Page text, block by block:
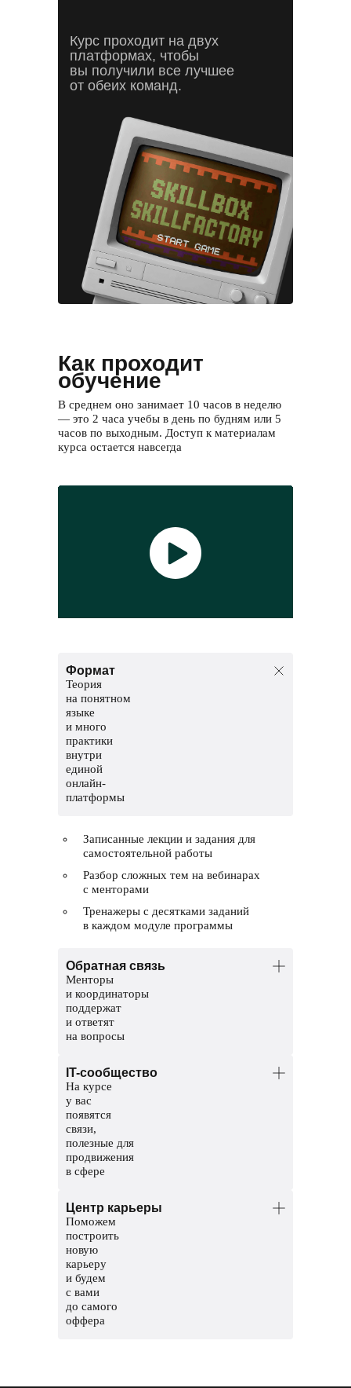
Курс проходит на двух
платформах, чтобы
вы получили все лучшее
от обеих команд.
Как проходит
обучение
В среднем оно занимает 10 часов в неделю
— это 2 часа учебы в день по будням или 5
часов по выходным. Доступ к материалам
курса остается навсегда
Формат
Теория
на понятном
языке
и много
практики
внутри
единой
онлайн-
платформы
Записанные лекции и задания для
самостоятельной работы
Разбор сложных тем на вебинарах
с менторами
Тренажеры с десятками заданий
в каждом модуле программы
Обратная связь
Менторы
и координаторы
поддержат
и ответят
на вопросы
Помогут разобраться в темах и
проверят домашние задания.
Координаторы — команда заботы
о студентах. Решат организационные
вопросы, поддержат и помогут пройти
обучение до конца.
IT-сообщество
На курсе
у вас
появятся
связи,
полезные для
продвижения
в сфере
с другими студентами
Чат с ментором, чтобы прояснить
непонятные темы и задания
Мероприятия и стажировки
с партнерами, чтобы наработать опыт
и показать свои скиллы работодателям
Центр карьеры
Поможем
построить
новую
карьеру
и будем
с вами
до самого
оффера